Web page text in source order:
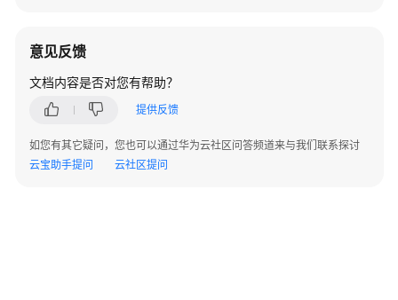
发
指
（分
布
意见反馈
文档内容是否对您有帮助？
提供反馈
如您有其它疑问，您也可以通过华为云社区问答频道来与我们联系探讨
云宝助手提问
云社区提问